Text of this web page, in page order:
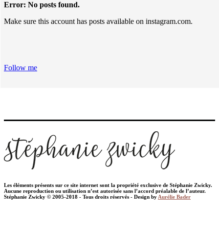
Error: No posts found.
Make sure this account has posts available on instagram.com.
Follow me
Les éléments présents sur ce site internet sont la propriété exclusive de Stéphanie Zwicky.
Aucune reproduction ou utilisation n’est autorisée sans l’accord préalable de l’auteur.
Stéphanie Zwicky © 2005-2018 - Tous droits réservés - Design by Aurélie Bader